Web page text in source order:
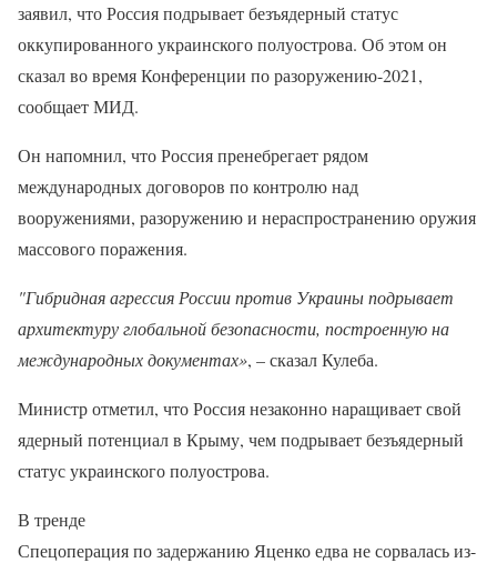
заявил, что Россия подрывает безъядерный статус
оккупированного украинского полуострова. Об этом он
сказал во время Конференции по разоружению-2021,
сообщает МИД.
Он напомнил, что Россия пренебрегает рядом
международных договоров по контролю над
вооружениями, разоружению и нераспространению оружия
массового поражения.
"Гибридная агрессия России против Украины подрывает
архитектуру глобальной безопасности, построенную на
международных документах», – сказал Кулеба.
Министр отметил, что Россия незаконно наращивает свой
ядерный потенциал в Крыму, чем подрывает безъядерный
статус украинского полуострова.
В тренде
Спецоперация по задержанию Яценко едва не сорвалась из-